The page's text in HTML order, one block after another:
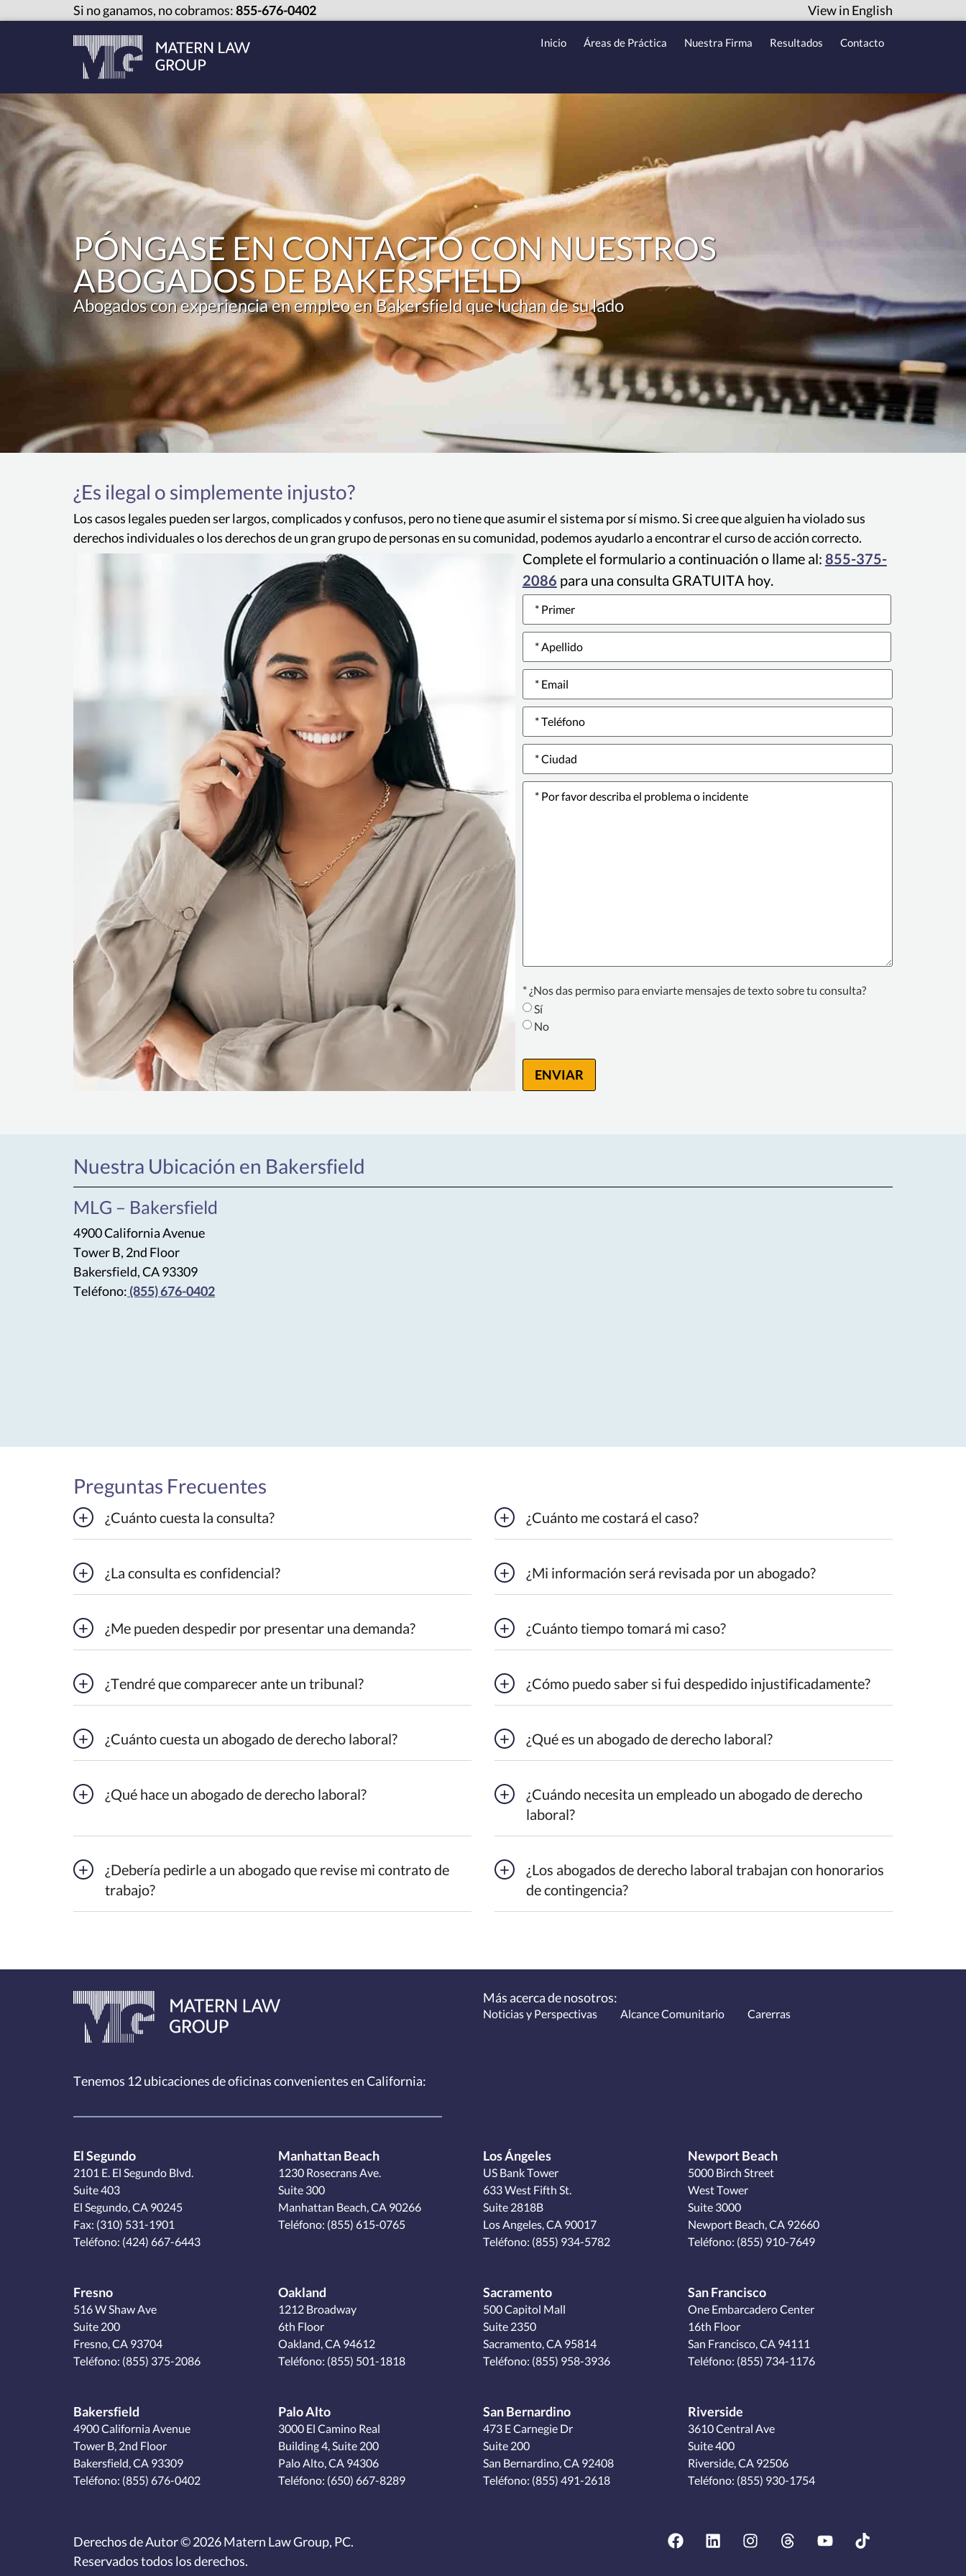
Si no ganamos, no cobramos:855-676-0402 View in English
Inicio Áreas de Práctica Nuestra Firma Resultados Contacto
PÓNGASE EN CONTACTO CON NUESTROS
ABOGADOS DE BAKERSFIELD
Abogados con experiencia en empleo en Bakersfield que luchan de su lado
¿Es ilegal o simplemente injusto?
Los casos legales pueden ser largos, complicados y confusos, pero no tiene que asumir el sistema por sí mismo. Si cree que alguien ha violado sus
derechos individuales o los derechos de un gran grupo de personas en su comunidad, podemos ayudarlo a encontrar el curso de acción correcto.
Complete el formulario a continuación o llame al: 855-375-
2086 para una consulta GRATUITA hoy.
Name*
Email
Phone
number*
Ciudad
Describa
Texting
Consent
* ¿Nos das permiso para enviarte mensajes de texto sobre tu consulta?
Sí
No
ENVIAR
Nuestra Ubicación en Bakersfield
MLG – Bakersfield
4900 California Avenue
Tower B, 2nd Floor
Bakersfield, CA 93309
Teléfono: (855) 676-0402
Preguntas Frecuentes
¿Cuánto cuesta la consulta? ¿Cuánto me costará el caso?
¿La consulta es confidencial? ¿Mi información será revisada por un abogado?
¿Me pueden despedir por presentar una demanda? ¿Cuánto tiempo tomará mi caso?
¿Tendré que comparecer ante un tribunal? ¿Cómo puedo saber si fui despedido injustificadamente?
¿Cuánto cuesta un abogado de derecho laboral? ¿Qué es un abogado de derecho laboral?
¿Qué hace un abogado de derecho laboral?
¿Cuándo necesita un empleado un abogado de derecho
laboral?
¿Debería pedirle a un abogado que revise mi contrato de
trabajo?
¿Los abogados de derecho laboral trabajan con honorarios
de contingencia?
Más acerca de nosotros:
Noticias y Perspectivas Alcance Comunitario Carerras
Tenemos 12ubicaciones de oficinas convenientesen California:
El Segundo
2101 E. El Segundo Blvd.
Suite 403
El Segundo, CA 90245
Fax: (310) 531-1901
Teléfono: (424) 667-6443
Manhattan Beach
1230 Rosecrans Ave.
Suite 300
Manhattan Beach, CA 90266
Teléfono: (855) 615-0765
Los Ángeles
US Bank Tower
633 West Fifth St.
Suite 2818B
Los Angeles, CA 90017
Teléfono: (855) 934-5782
Newport Beach
5000 Birch Street
West Tower
Suite 3000
Newport Beach, CA 92660
Teléfono: (855) 910-7649
Fresno
516 W Shaw Ave
Suite 200
Fresno, CA 93704
Teléfono: (855) 375-2086
Oakland
1212 Broadway
6th Floor
Oakland, CA 94612
Teléfono: (855) 501-1818
Sacramento
500 Capitol Mall
Suite 2350
Sacramento, CA 95814
Teléfono: (855) 958-3936
San Francisco
One Embarcadero Center
16th Floor
San Francisco, CA 94111
Teléfono: (855) 734-1176
Bakersfield
4900 California Avenue
Tower B, 2nd Floor
Bakersfield, CA 93309
Teléfono: (855) 676-0402
Palo Alto
3000 El Camino Real
Building 4, Suite 200
Palo Alto, CA 94306
Teléfono: (650) 667-8289
San Bernardino
473 E Carnegie Dr
Suite 200
San Bernardino, CA 92408
Teléfono: (855) 491-2618
Riverside
3610 Central Ave
Suite 400
Riverside, CA 92506
Teléfono: (855) 930-1754
Derechos de Autor © 2026 Matern Law Group, PC.
Reservados todos los derechos.